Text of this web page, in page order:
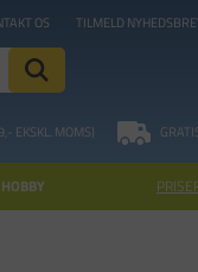
OS TILMELD
EKSKL. MOMS)
HOBBY